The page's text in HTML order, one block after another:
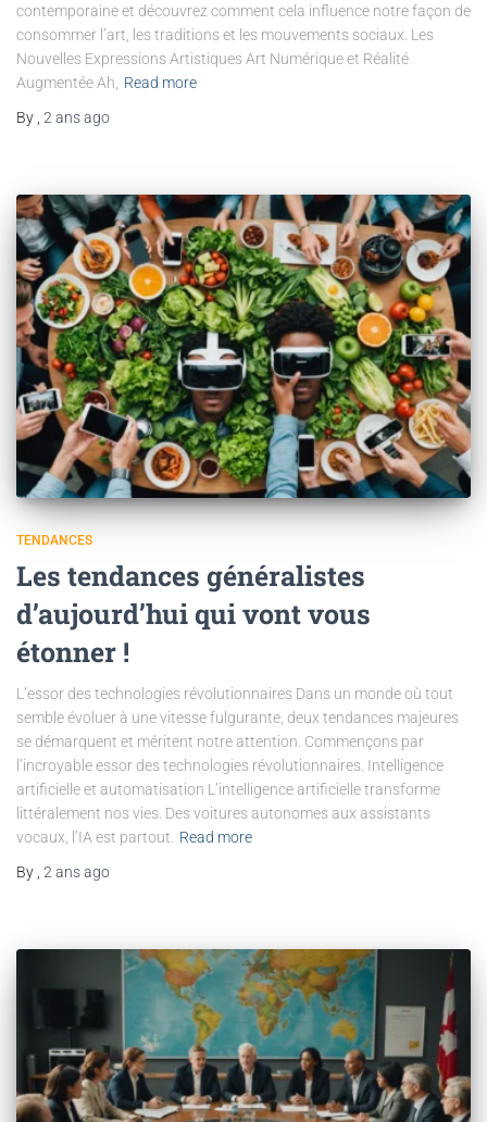
contemporaine et découvrez comment cela influence notre façon de
consommer l’art, les traditions et les mouvements sociaux. Les
Nouvelles Expressions Artistiques Art Numérique et Réalité
Augmentée Ah,
Read more
By 2 ansago
TENDANCES
Les tendances généralistes
d’aujourd’hui qui vont vous
étonner !
L’essor des technologies révolutionnaires Dans un monde où tout
semble évoluer à une vitesse fulgurante, deux tendances majeures
se démarquent et méritent notre attention. Commençons par
l’incroyable essor des technologies révolutionnaires. Intelligence
artificielle et automatisation L’intelligence artificielle transforme
littéralement nos vies. Des voitures autonomes aux assistants
vocaux, l’IA est partout.
Read more
By 2 ansago